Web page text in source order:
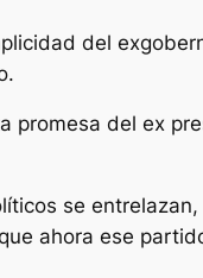
del
promesa del ex
se
ahora ese